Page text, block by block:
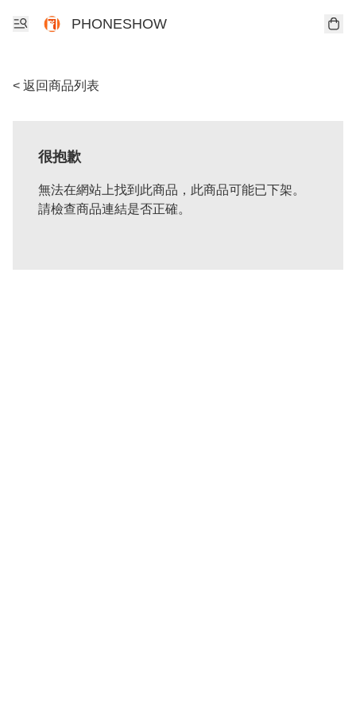
PHONESHOW
< 返回商品列表
很抱歉
無法在網站上找到此商品，此商品可能已下架。
請檢查商品連結是否正確。